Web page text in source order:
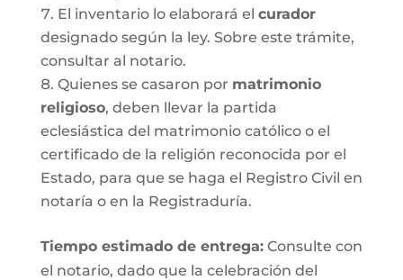
El inventario lo elaborará el curador
designado según la ley. Sobre este trámite,
consultar al notario.
Quienes se casaron por matrimonio
religioso, deben llevar la partida
eclesiástica del matrimonio católico o el
certificado de la religión reconocida por el
Estado, para que se haga el Registro Civil en
notaría o en la Registraduría.
Tiempo estimado de entrega:Consulte con
el notario, dado que la celebración del